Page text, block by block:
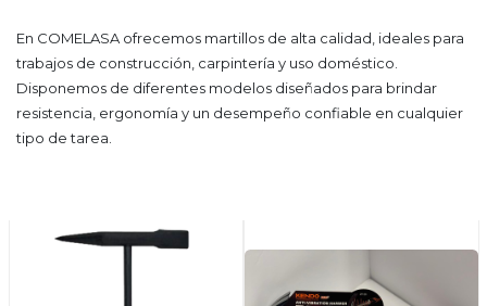
En COMELASA ofrecemos martillos de alta calidad, ideales para
trabajos de construcción, carpintería y uso doméstico.
Disponemos de diferentes modelos diseñados para brindar
resistencia, ergonomía y un desempeño confiable en cualquier
tipo de tarea.